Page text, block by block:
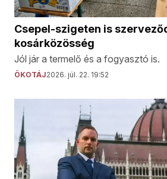
Csepel-szigeten is
kosárközösség
Jól jár a termelő és a fogyasztó is.
ÖKOTÁJ2026. júl. 22. 19:52